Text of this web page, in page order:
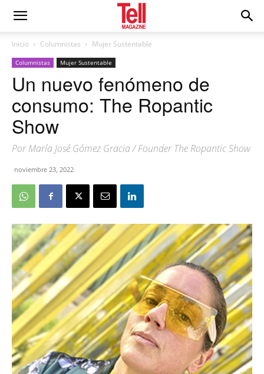
Inicio Columnistas Mujer Sustentable
Columnistas Mujer Sustentable
Un nuevo fenómeno de
consumo: The Ropantic
Show
Por María José Gómez Gracia / Founder The Ropantic Show
noviembre 23, 2022